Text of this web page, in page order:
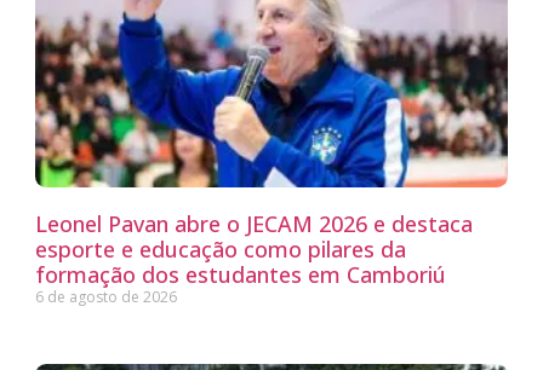
Leonel Pavan abre o JECAM 2026 e destaca
esporte e educação como pilares da
formação dos estudantes em Camboriú
6 de agosto de 2026